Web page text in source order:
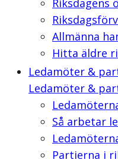
Riksdagens
Allmänna
Hitta äldre
Ledamöter &
Ledamöter &
Så arbetar
Partierna i